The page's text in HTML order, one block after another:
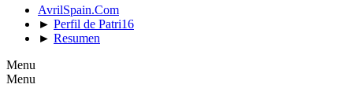
AvrilSpain.Com
► Perfil de Patri16
► Resumen
Menu
Menu